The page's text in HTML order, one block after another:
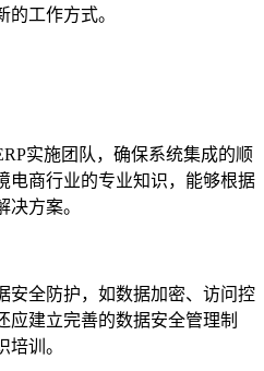
工作方式。
实施团队，确保系统集成的顺
电商行业的专业知识，能够根据
方案。
安全防护，如数据加密、访问控
应建立完善的数据安全管理制
训。